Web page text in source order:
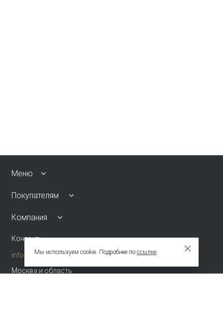
Меню
Покупателям
Компания
Контакты
info@emkafashion.ru
Москва и область
Мы используем cookie. Подробнее по ссылке